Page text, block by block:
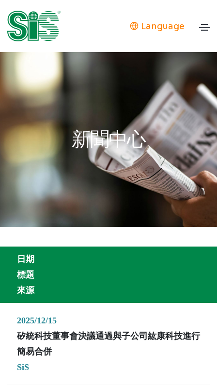
Language
新聞中心
日期
標題
來源
2025/12/15
矽統科技董事會決議通過與子公司紘康科技進行
簡易合併
SiS